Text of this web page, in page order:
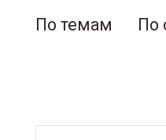
По темам По